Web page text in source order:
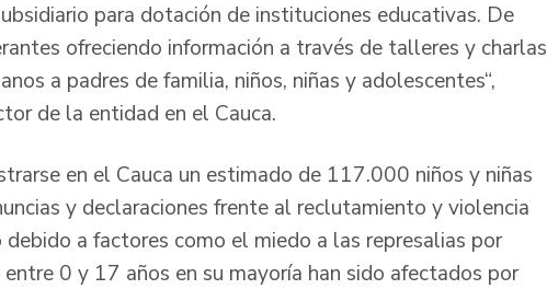
para dotación de instituciones educativas. De
ofreciendo información a través de talleres y charlas
a padres de familia, niños, niñas y adolescentes“,
de la entidad en el Cauca.
en el Cauca un estimado de 117.000 niños y niñas
y declaraciones frente al reclutamiento y violencia
a factores como el miedo a las represalias por
0 y 17 años en su mayoría han sido afectados por